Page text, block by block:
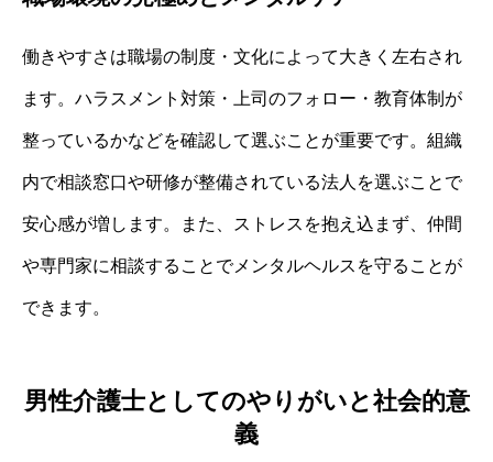
働きやすさは職場の制度・文化によって大きく左右され
ます。ハラスメント対策・上司のフォロー・教育体制が
整っているかなどを確認して選ぶことが重要です。組織
内で相談窓口や研修が整備されている法人を選ぶことで
安心感が増します。また、ストレスを抱え込まず、仲間
や専門家に相談することでメンタルヘルスを守ることが
できます。
男性介護士としてのやりがいと社会的意
義